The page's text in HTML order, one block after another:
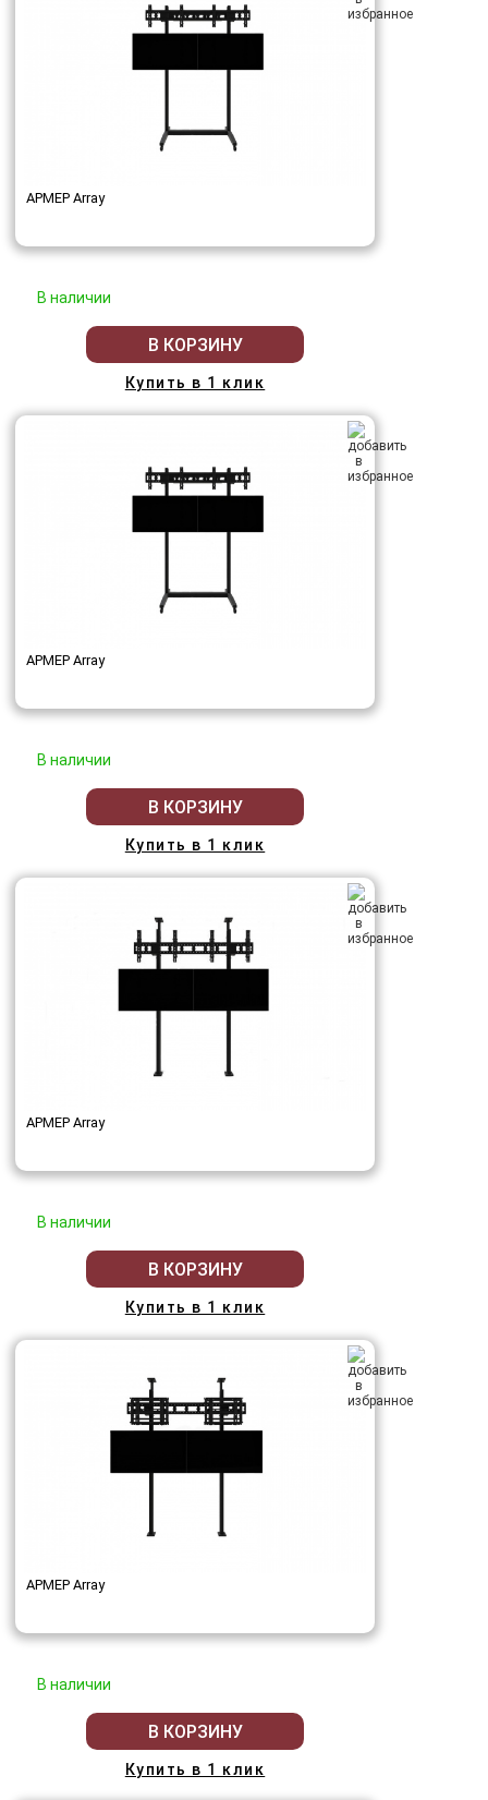
АРМЕР Array
В наличии
В КОРЗИНУ
Купить в 1 клик
АРМЕР Array
В наличии
В КОРЗИНУ
Купить в 1 клик
АРМЕР Array
В наличии
В КОРЗИНУ
Купить в 1 клик
АРМЕР Array
В наличии
В КОРЗИНУ
Купить в 1 клик